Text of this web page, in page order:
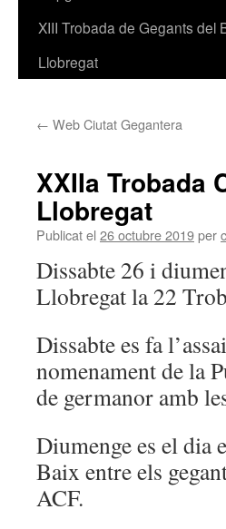
XIII Trobada de Gegants del
Llobregat
← Web Ciutat Gegantera
XXIIa Trobada
Llobregat
Publicat el 26 octubre 2019per
Dissabte 26 i
Llobregat la 22
Dissabte es fa
nomenament de la
de germanor amb
Diumenge es el dia
Baix entre els
ACF.